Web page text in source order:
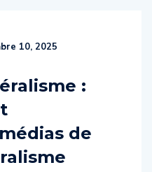
10, 2025
:
de